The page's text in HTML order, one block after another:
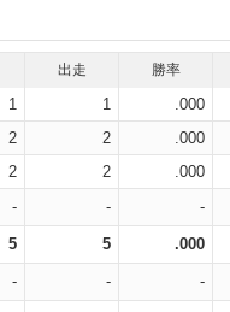
出走 勝率
1 1 .000
2 2 .000
2 2 .000
- - -
5 5 .000
- - -